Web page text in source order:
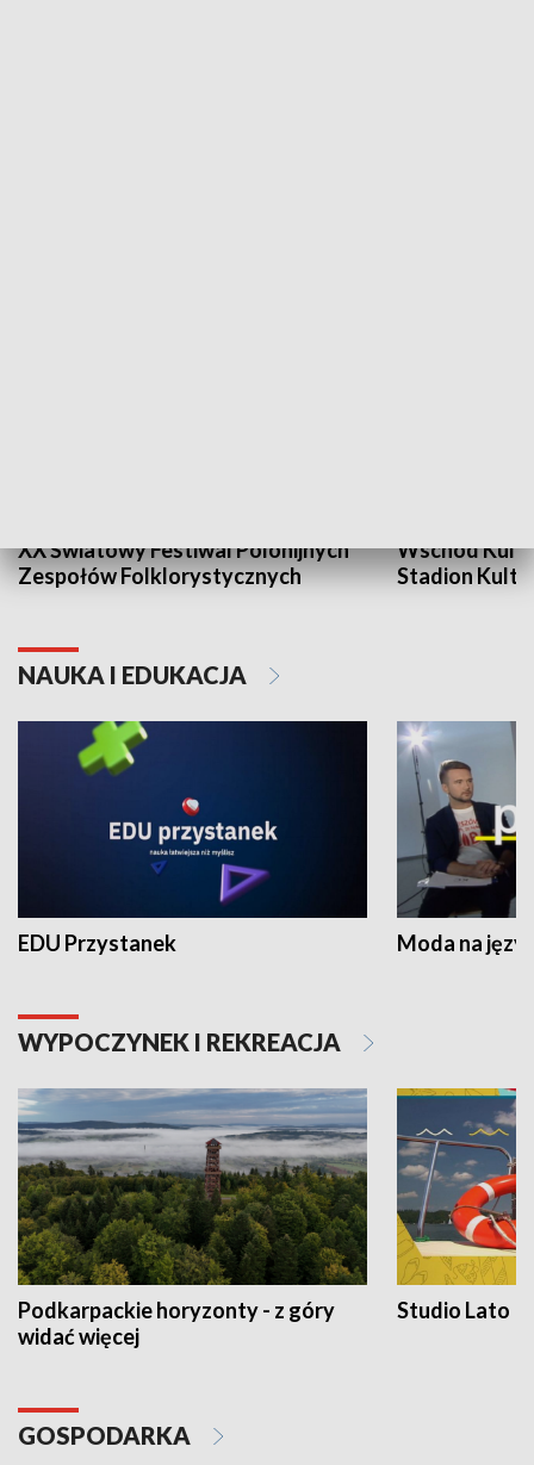
XX Światowy Festiwal Polonijnych
Zespołów Folklorystycznych
Wschód
Stadion
NAUKA I EDUKACJA
EDU Przystanek Moda na
WYPOCZYNEK I REKREACJA
Podkarpackie horyzonty - z góry
widać więcej
Studio Lato
GOSPODARKA